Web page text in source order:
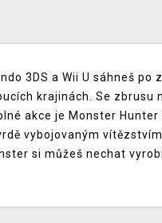
3DS a Wii U sáhneš po
krajinách. Se zbrusu
akce je Monster
vybojovaným
si můžeš nechat